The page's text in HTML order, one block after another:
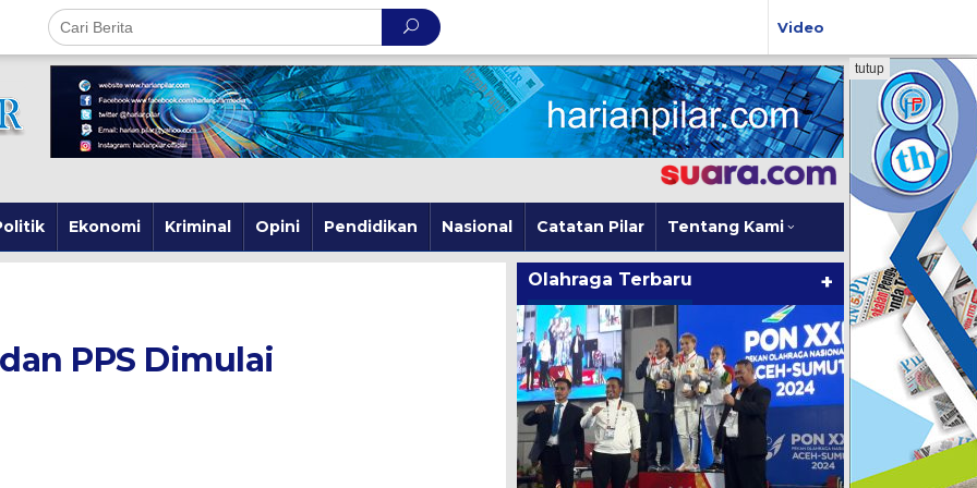
Video
Ekonomi Kriminal Opini Pendidikan Nasional Catatan Pilar Tentang Kami
tutup
PPS Dimulai
Olahraga Terbaru +